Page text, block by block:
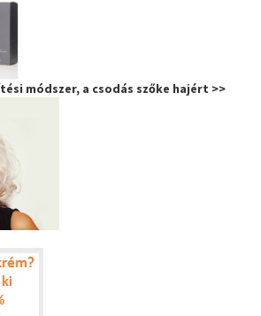
módszer, a csodás szőke hajért >>